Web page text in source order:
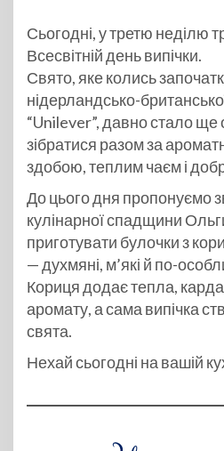
Сьогодні, у третю неділю
Всесвітній день випічки.
Свято, яке колись
нідерландсько-
“Unilever”, давно стало
зібратися разом за
здобою, теплим чаєм і
До цього дня пропонуємо
кулінарної спадщини
приготувати булочки з
— духмяні, м’які й по-
Кориця додає тепла,
аромату, а сама випічка
свята.
Нехай сьогодні на вашій